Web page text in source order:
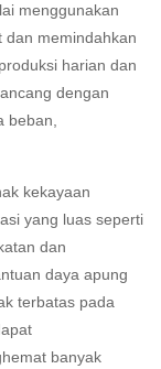
menggunakan
dan memindahkan
harian dan
dengan
beban,
kekayaan
yang luas seperti
dan
daya apung
terbatas pada
banyak